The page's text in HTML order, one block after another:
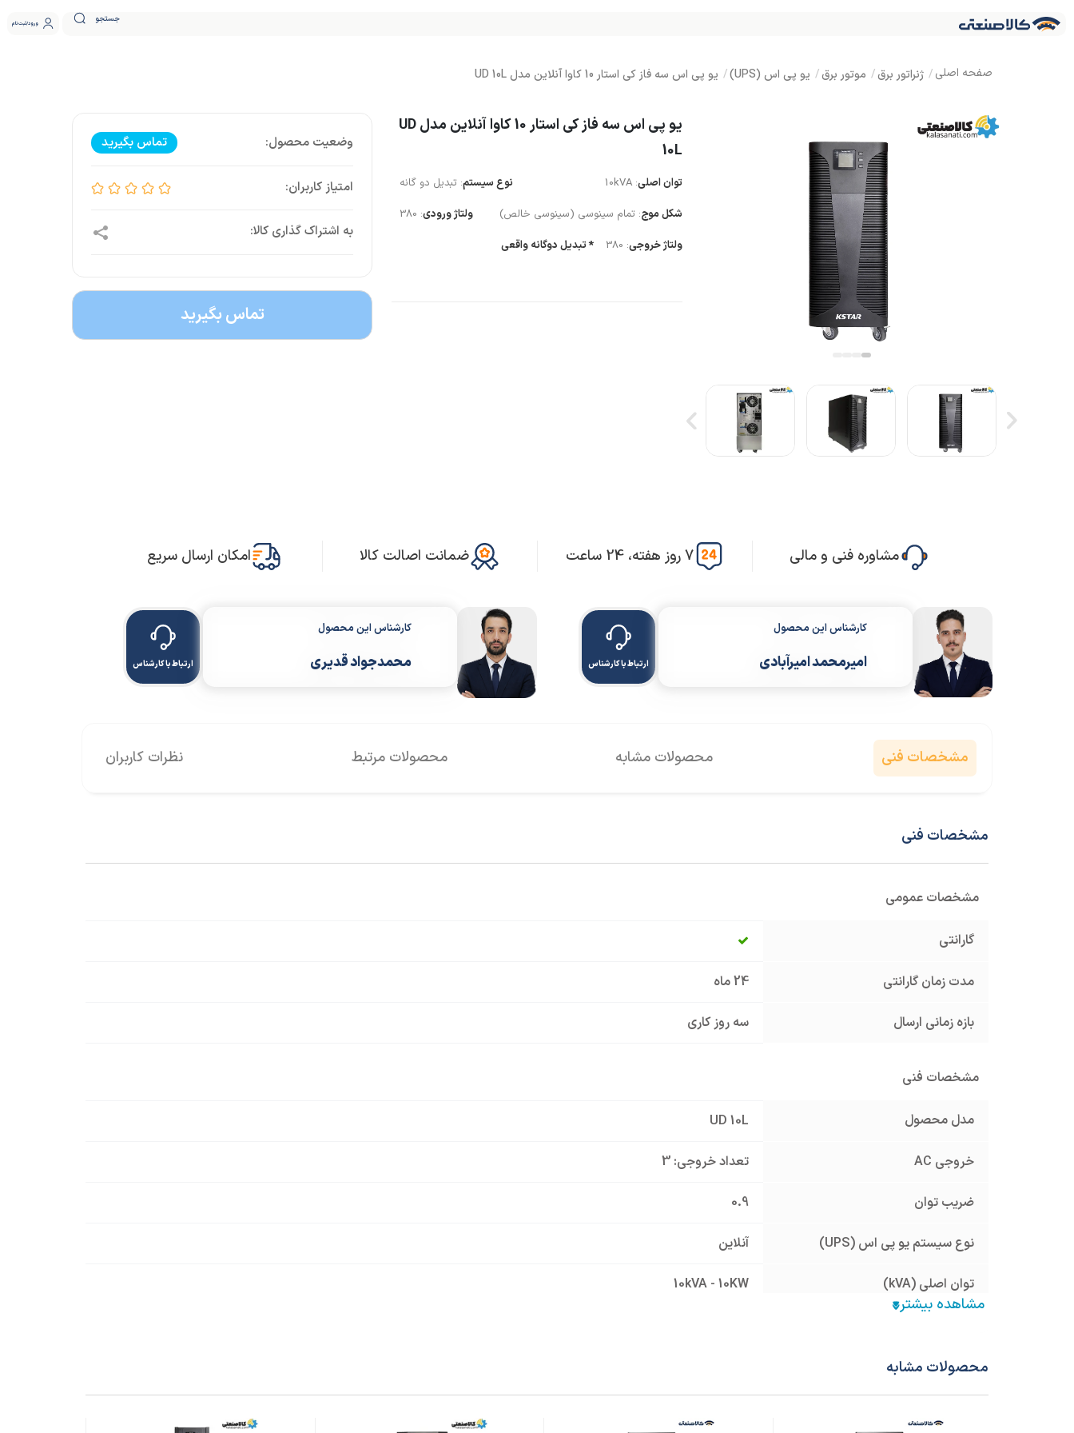
جستجو ورود ثبت نام
ژنراتور برق موتور برق یو پی اس (UPS) یو پی اس سه فاز کی استار 10 کاوا آنلاین مدل UD 10L
یو پی اس سه فاز کی استار 10 کاوا آنلاین مدل UD
10L
توان اصلی: 10kVA نوع سیستم: تبدیل دو گانه
شکل موج: تمام سینوسی (سینوسی خالص) ولتاژ ورودی: 380
ولتاژ خروجی: 380 * تبدیل دوگانه واقعی
تماس بگیرید
تماس بگیرید
مشاوره فنی و مالی 7 روز هفته، 24 ساعت ضمانت اصالت کالا امکان ارسال سریع
کارشناس این محصول
امیرمحمد امیرآبادی ارتباط با کارشناس
کارشناس این محصول
محمدجواد قدیری ارتباط با کارشناس
مشخصات فنی محصولات مشابه محصولات مرتبط نظرات کاربران
مشخصات فنی
مشخصات عمومی
گارانتی
مدت زمان گارانتی 24 ماه
بازه زمانی ارسال سه روز کاری
مشخصات فنی
مدل محصول UD 10L
خروجی AC تعداد خروجی: 3
ضریب توان 0.9
نوع سیستم یو پی اس (UPS) آنلاین
توان اصلی (kVA) 10kVA - 10KW
رطوبت کاری
محصولات مشابه